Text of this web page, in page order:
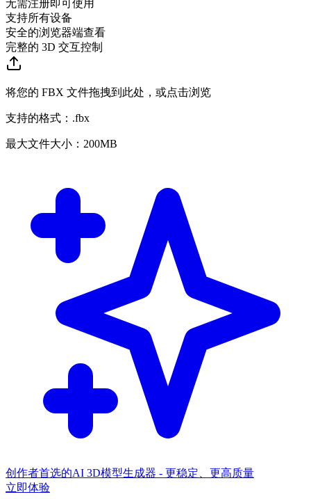
无需注册即可使用
支持所有设备
安全的浏览器端查看
完整的 3D 交互控制
将您的 FBX 文件拖拽到此处，或点击浏览
支持的格式： .fbx
最大文件大小：200MB
创作者首选的AI 3D模型生成器 - 更稳定、更高质量
立即体验